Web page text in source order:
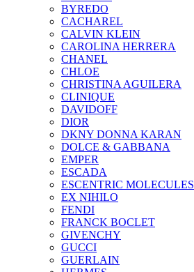
BYREDO
CACHAREL
CALVIN KLEIN
CAROLINA HERRERA
CHANEL
CHLOE
CHRISTINA AGUILERA
CLINIQUE
DAVIDOFF
DIOR
DKNY DONNA KARAN
DOLCE & GABBANA
EMPER
ESCADA
ESCENTRIC MOLECULES
EX NIHILO
FENDI
FRANCK BOCLET
GIVENCHY
GUCCI
GUERLAIN